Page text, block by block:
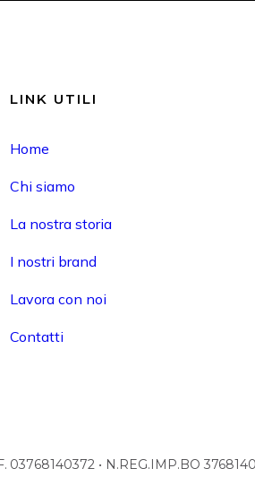
LINK UTILI
Home
Chi siamo
La nostra storia
I nostri brand
Lavora con noi
Contatti
03768140372 • N.REG.IMP.BO